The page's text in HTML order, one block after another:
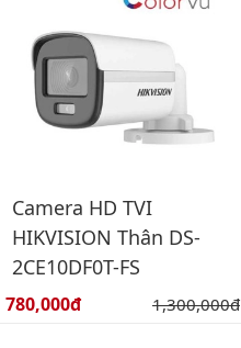
Camera HD TVI
HIKVISION Thân DS-
2CE10DF0T-FS
Giá bán:
780,000đ Giá gốc:
1,300,000đ